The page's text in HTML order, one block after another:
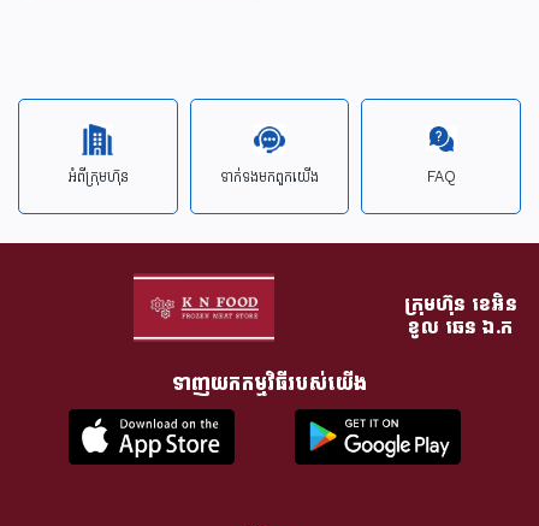
អំពីក្រុមហ៊ុន ទាក់ទង​មក​ពួក​យើង FAQ
ក្រុមហ៊ុន​ ខេអិន
ខូល ឆេន​ ឯ.ក
ទាញយកកម្មវិធីរបស់យើង